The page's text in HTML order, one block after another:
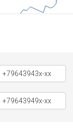
+79643943x-xx
+79643949x-xx